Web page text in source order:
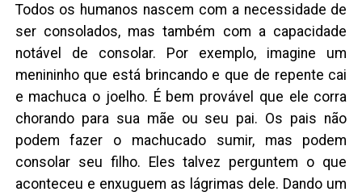
Todos os humanos nascem com a necessidade de
ser consolados, mas também com a capacidade
notável de consolar. Por exemplo, imagine um
menininho que está brincando e que de repente cai
e machuca o joelho. É bem provável que ele corra
chorando para sua mãe ou seu pai. Os pais não
podem fazer o machucado sumir, mas podem
consolar seu filho. Eles talvez perguntem o que
aconteceu e enxuguem as lágrimas dele. Dando um